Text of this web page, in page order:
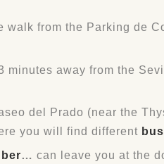
walk from the Parking de
minutes away from the
del Prado (near the
you will find different
… can leave you at the